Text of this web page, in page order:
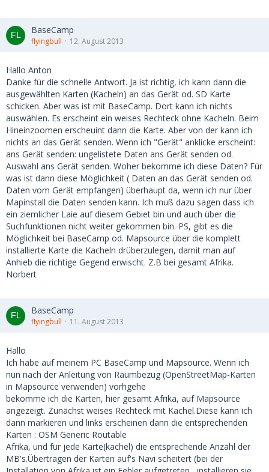
BaseCamp
flyingbull 12. August 2013
Hallo Anton
Danke für die schnelle Antwort. Ja ist richtig, ich kann dann die
ausgewählten Karten (Kacheln) an das Gerät od. SD Karte
schicken. Aber was ist mit BaseCamp. Dort kann ich nichts
auswählen. Es erscheint ein weises Rechteck ohne Kacheln. Beim
Hineinzoomen erscheuint dann die Karte. Aber von der kann ich
nichts an das Gerät senden. Wenn ich "Gerät" anklicke erscheint:
ans Gerät senden: ungelistete Daten ans Gerät senden od.
Auswahl ans Gerät senden. Woher bekomme ich diese Daten? Für
was ist dann diese Möglichkeit ( Daten an das Gerät senden od.
Daten vom Gerät empfangen) überhaupt da, wenn ich nur über
Mapinstall die Daten senden kann. Ich muß dazu sagen dass ich
ein ziemlicher Laie auf diesem Gebiet bin und auch über die
Suchfunktionen nicht weiter gekommen bin. PS, gibt es die
Möglichkeit bei BaseCamp od. Mapsource über die komplett
installierte Karte die Kacheln drüberzulegen, damit man auf
Anhieb die richtige Gegend erwischt. Z.B bei gesamt Afrika.
Norbert
BaseCamp
flyingbull 11. August 2013
Hallo
Ich habe auf meinem PC BaseCamp und Mapsource. Wenn ich
nun nach der Anleitung von Raumbezug (OpenStreetMap-Karten
in Mapsource verwenden) vorhgehe
bekomme ich die Karten, hier gesamt Afrika, auf Mapsource
angezeigt. Zunächst weises Rechteck mit Kachel.Diese kann ich
dann markieren und links erscheinen dann die entsprechenden
Karten : OSM Generic Routable
Afrika, und für jede Karte(kachel) die entsprechende Anzahl der
MB's.Übertragen der Karten auf's Navi scheitert (bei der